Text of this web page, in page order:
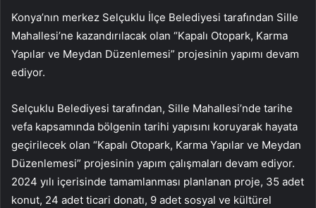
Konya’nın merkez Selçuklu İlçe Belediyesi tarafından Sille
Mahallesi’ne kazandırılacak olan “Kapalı Otopark, Karma
Yapılar ve Meydan Düzenlemesi” projesinin yapımı devam
ediyor.
Selçuklu Belediyesi tarafından, Sille Mahallesi’nde tarihe
vefa kapsamında bölgenin tarihi yapısını koruyarak hayata
geçirilecek olan “Kapalı Otopark, Karma Yapılar ve Meydan
Düzenlemesi” projesinin yapım çalışmaları devam ediyor.
2024 yılı içerisinde tamamlanması planlanan proje, 35 adet
konut, 24 adet ticari donatı, 9 adet sosyal ve kültürel